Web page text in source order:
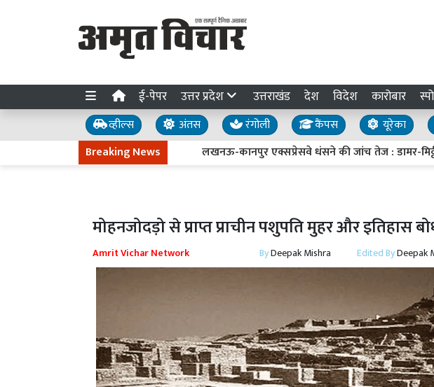
ई-पेपर उत्तर प्रदेश उत्तराखंड देश विदेश कारोबार
व्हील्स अंतस रंगोली कैंपस यूरेका
Breaking Newsलखनऊ-कानपुर एक्सप्रेसवे धंसने की जांच तेज : डामर-मिट्टी के नमूने
मोहनजोदड़ो से प्राप्त प्राचीन पशुपति मुहर और इतिहास
Amrit Vichar Network ByDeepak Mishra Edited ByDeepak